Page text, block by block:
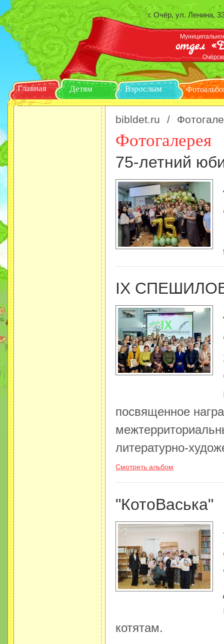
отдел
г. Очёр, ул. Ленина,
Главная Детям Взрослым
bibldet.ru /
Фотогалерея
75-летний
IX
посвященное
литературно-
Смотреть альбом
"КотоВаська"
котятам.